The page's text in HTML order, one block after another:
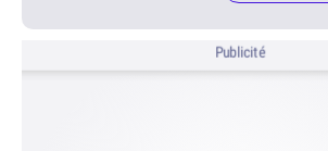
Publicité